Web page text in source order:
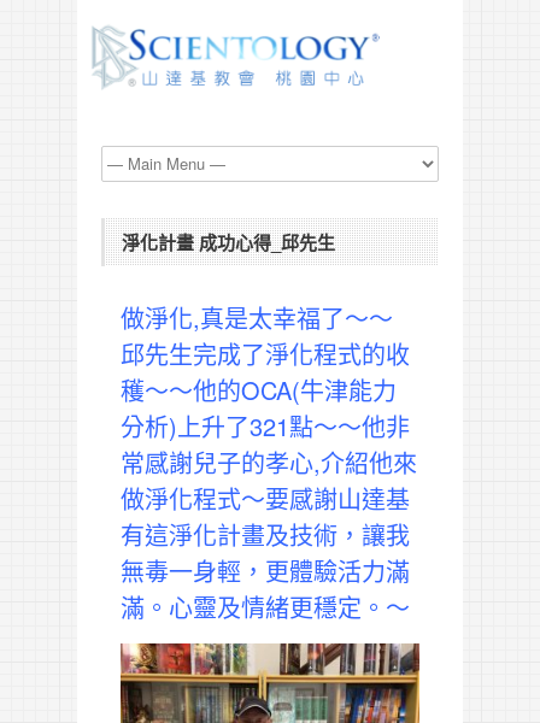
淨化計畫 成功心得_邱先生
做淨化,真是太幸福了～～
邱先生完成了淨化程式的收
穫～～他的OCA(牛津能力
分析)上升了321點～～他非
常感謝兒子的孝心,介紹他來
做淨化程式～要感謝山達基
有這淨化計畫及技術，讓我
無毒一身輕，更體驗活力滿
滿。心靈及情緒更穩定。～